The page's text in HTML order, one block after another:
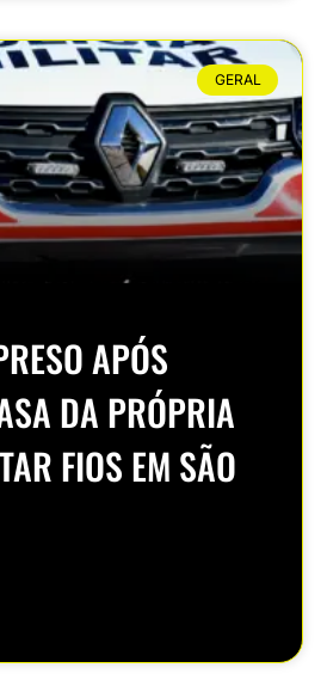
GERAL
APÓS
DA PRÓPRIA
FIOS EM SÃO